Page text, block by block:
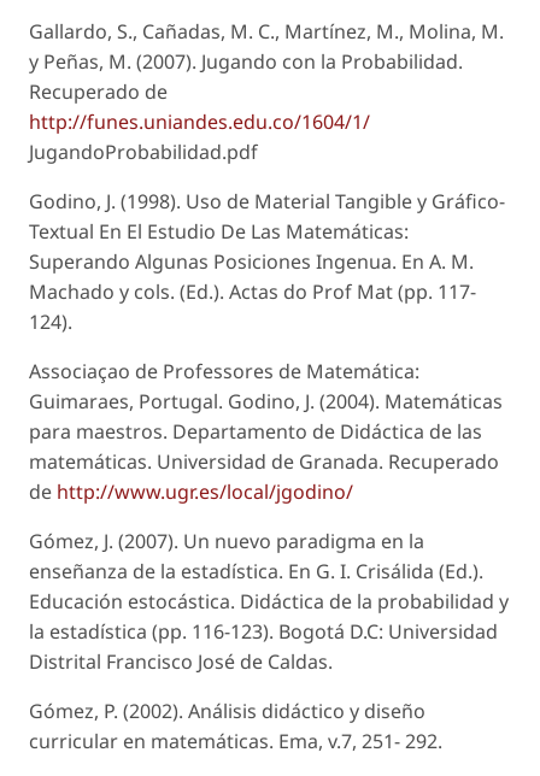
Gallardo, S., Cañadas, M. C., Martínez, M., Molina, M.
y Peñas, M. (2007). Jugando con la Probabilidad.
Recuperado de
http://funes.uniandes.edu.co/1604/1/
JugandoProbabilidad.pdf
Godino, J. (1998). Uso de Material Tangible y Gráfico-
Textual En El Estudio De Las Matemáticas:
Superando Algunas Posiciones Ingenua. En A. M.
Machado y cols. (Ed.). Actas do Prof Mat (pp. 117-
124).
Associaçao de Professores de Matemática:
Guimaraes, Portugal. Godino, J. (2004). Matemáticas
para maestros. Departamento de Didáctica de las
matemáticas. Universidad de Granada. Recuperado
de http://www.ugr.es/local/jgodino/
Gómez, J. (2007). Un nuevo paradigma en la
enseñanza de la estadística. En G. I. Crisálida (Ed.).
Educación estocástica. Didáctica de la probabilidad y
la estadística (pp. 116-123). Bogotá D.C: Universidad
Distrital Francisco José de Caldas.
Gómez, P. (2002). Análisis didáctico y diseño
curricular en matemáticas. Ema, v.7, 251- 292.